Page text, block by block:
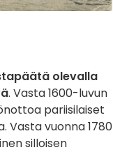
olevalla
. Vasta 1600-luvun
pariisilaiset
Vasta vuonna 1780
silloisen